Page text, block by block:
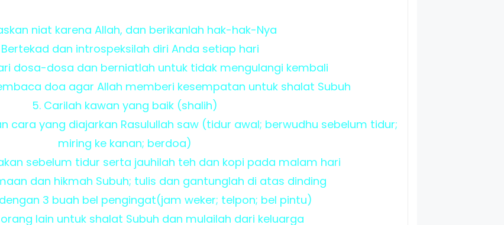
niat karena Allah, dan berikanlah hak-hak-Nya
Bertekad dan introspeksilah diri Anda setiap hari
dosa-dosa dan berniatlah untuk tidak mengulangi kembali
doa agar Allah memberi kesempatan untuk shalat Subuh
5. Carilah kawan yang baik (shalih)
cara yang diajarkan Rasulullah saw (tidur awal; berwudhu sebelum tidur;
miring ke kanan; berdoa)
sebelum tidur serta jauhilah teh dan kopi pada malam hari
dan hikmah Subuh; tulis dan gantunglah di atas dinding
3 buah bel pengingat(jam weker; telpon; bel pintu)
orang lain untuk shalat Subuh dan mulailah dari keluarga